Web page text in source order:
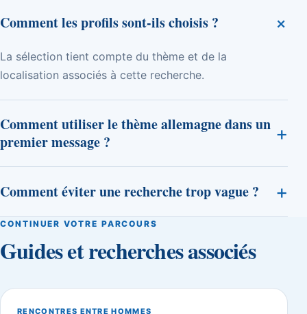
Comment les profils sont-ils choisis ? +
La sélection tient compte du thème et de la
localisation associés à cette recherche.
Comment utiliser le thème allemagne dans un
premier message ?
+
Comment éviter une recherche trop vague ? +
CONTINUER VOTRE PARCOURS
Guides et recherches associés
RENCONTRES ENTRE HOMMES